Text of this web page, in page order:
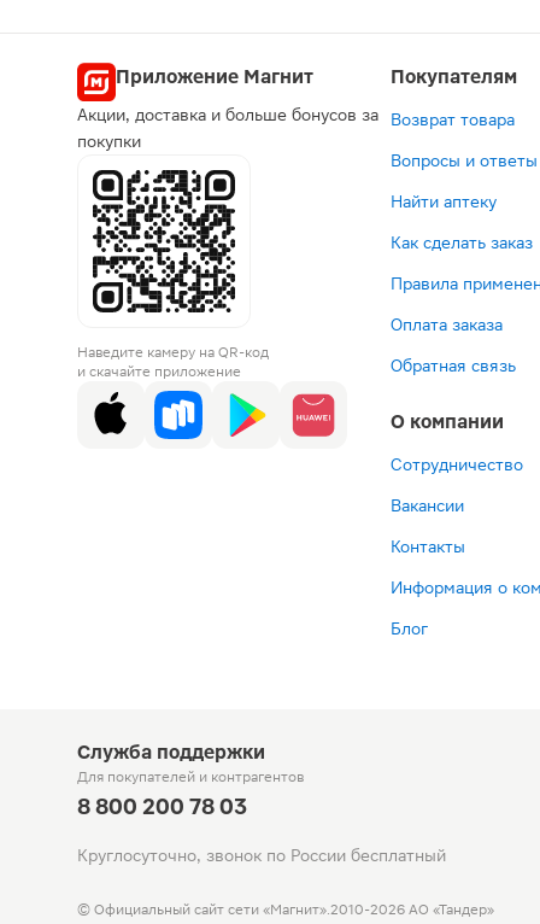
Приложение Магнит
Акции, доставка и больше бонусов за
покупки
Наведите камеру на QR-код
и скачайте приложение
Покупателям
Возврат товара
Вопросы и ответы
Найти аптеку
Как сделать заказ
Правила
Оплата заказа
Обратная связь
О компании
Сотрудничество
Вакансии
Контакты
Информация о
Блог
Служба поддержки
Для покупателей и контрагентов
8 800 200 78 03
Круглосуточно, звонок по России бесплатный
© Официальный сайт сети «Магнит».2010-2026 АО «Тандер»